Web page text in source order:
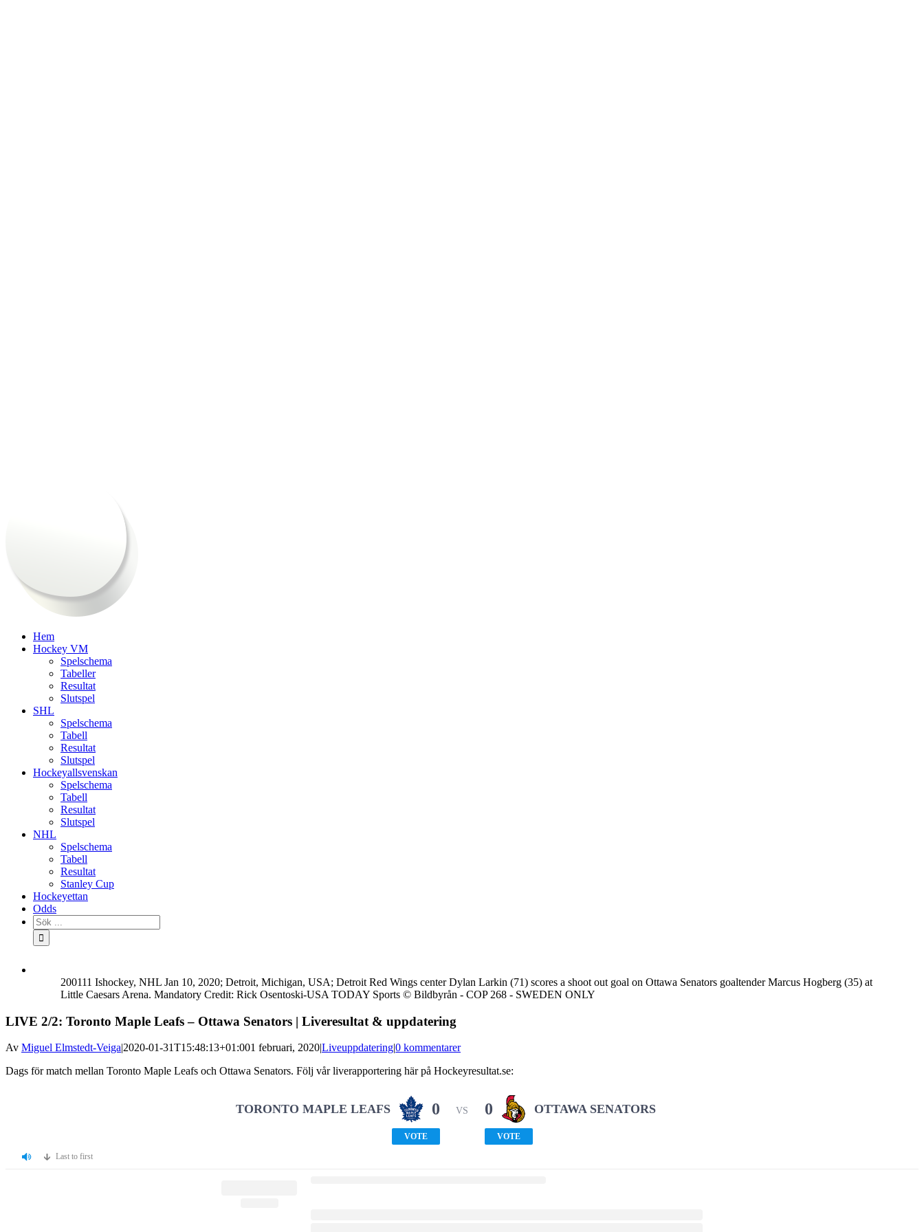
Hem
Hockey VM
Spelschema
Tabeller
Resultat
Slutspel
SHL
Spelschema
Tabell
Resultat
Slutspel
Hockeyallsvenskan
Spelschema
Tabell
Resultat
Slutspel
NHL
Spelschema
Tabell
Resultat
Stanley Cup
Hockeyettan
Odds
Sök
efter:
200111 Ishockey, NHL Jan 10, 2020; Detroit, Michigan, USA; Detroit Red Wings center Dylan Larkin (71) scores a shoot out goal on Ottawa Senators goaltender Marcus Hogberg (35) at
Little Caesars Arena. Mandatory Credit: Rick Osentoski-USA TODAY Sports © Bildbyrån - COP 268 - SWEDEN ONLY
LIVE 2/2: Toronto Maple Leafs – Ottawa Senators | Liveresultat & uppdatering
Av Miguel Elmstedt-Veiga|2020-01-31T15:48:13+01:001 februari, 2020|Liveuppdatering|0 kommentarer
Dags för match mellan Toronto Maple Leafs och Ottawa Senators. Följ vår liverapportering här på Hockeyresultat.se:
TORONTO MAPLE LEAFS 0
VOTE
VS 0 OTTAWA SENATORS
VOTE
Last to first